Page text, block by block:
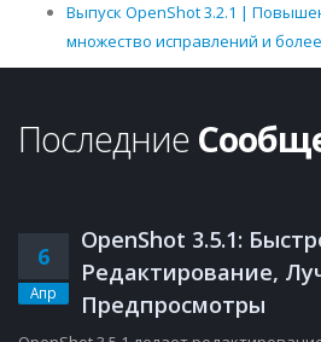
Выпуск OpenShot 3.2.1 |
множество исправлений и
Последние
6
Апр
OpenShot 3.5.1:
Редактирование,
Предпросмотры